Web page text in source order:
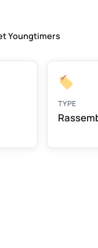
Youngtimers
TYPE